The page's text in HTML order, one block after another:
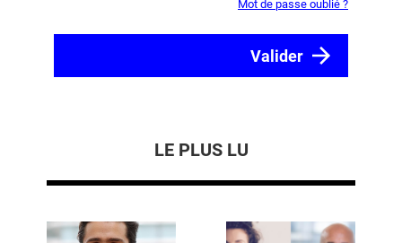
Mot de passe oublié ?
LE PLUS LU